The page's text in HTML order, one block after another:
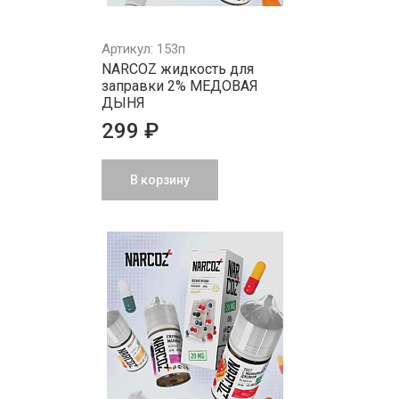
Артикул: 153п
NARCOZ жидкость для
заправки 2% МЕДОВАЯ
ДЫНЯ
299 ₽
В корзину